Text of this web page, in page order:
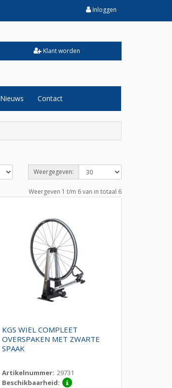
Inloggen
Klant worden
Nieuws Contact
Weergegeven:
Weergeven 1 t/m 6 van in totaal 6
KGS WIEL COMPLEET
OVERSPAKEN MET ZWARTE
SPAAK
Artikelnummer: 29731
Beschikbaarheid: